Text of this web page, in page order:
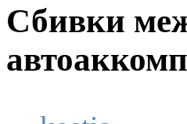
Сбивки